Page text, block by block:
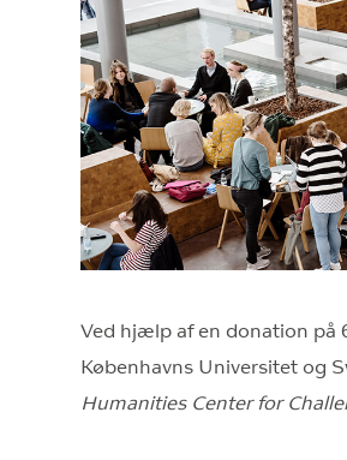
Ved hjælp af en donation på
Københavns Universitet og
Humanities Center for